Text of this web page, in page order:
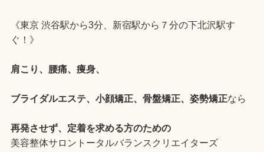
《東京 渋谷駅から3分、新宿駅から７分の下北沢駅す
ぐ！》
肩こり、腰痛、痩身、
ブライダルエステ、小顔矯正、骨盤矯正、姿勢矯正なら
再発させず、定着を求める方のための
美容整体サロントータルバランスクリエイターズ